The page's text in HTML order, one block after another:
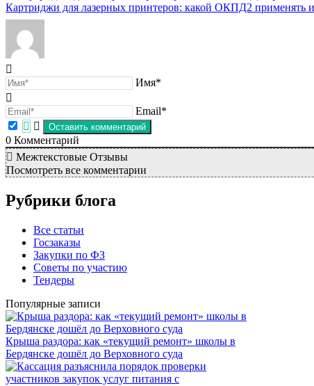
Картриджи для лазерных принтеров: какой ОКПД2 применять
Имя*
Email*
0 Комментарий
Межтекстовые Отзывы
Посмотреть все комментарии
Рубрики блога
Все статьи
Госзаказы
Закупки по ФЗ
Советы по участию
Тендеры
Популярные записи
Крыша раздора: как «текущий ремонт» школы в
Бердянске дошёл до Верховного суда